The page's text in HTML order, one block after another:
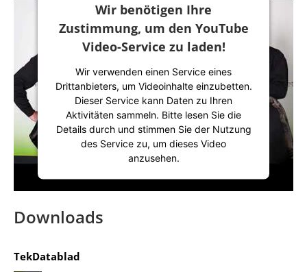
Akzeptieren
powered byUsercentrics Consent
Management Platform&IT-Recht Kanzlei
Wir benötigen Ihre
Zustimmung, um den YouTube
Video-Service zu laden!
Wir verwenden einen Service eines
Drittanbieters, um Videoinhalte einzubetten.
Dieser Service kann Daten zu Ihren
Aktivitäten sammeln. Bitte lesen Sie die
Details durch und stimmen Sie der Nutzung
des Service zu, um dieses Video
anzusehen.
powered by
Downloads
TekDatablad